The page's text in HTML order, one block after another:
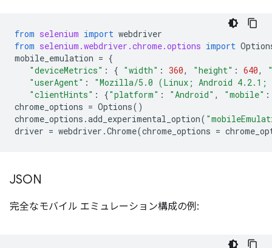
from selenium import webdriver
from selenium.webdriver.chrome.options import
mobile_emulation = {
"deviceMetrics" : { "width" : 360, "height" : 640,
"userAgent" :
"Mozilla/5.0 (Linux; Android 4.2.1;
"clientHints" : {"platform" : "Android" , "mobile" :
chrome_options = Options()
chrome_options .add_experimental_option(
driver = webdriver .Chrome(chrome_options =
JSON
完全なモバイル エミュレーション構成の例: